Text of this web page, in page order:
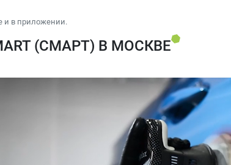
и в приложении.
(СМАРТ) В МОСКВЕ